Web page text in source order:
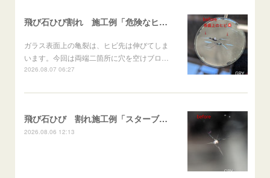
飛び石ひび割れ 施工例「危険なヒビ🚨⚠️表面上亀裂」ジムニー
ガラス表面上の亀裂は、ヒビ先は伸びてしま
います。今回は両端二箇所に穴を空けブロ…
2026.08.07 06:27
飛び石ひび 割れ施工例「スターブレイク系」 フリード
2026.08.06 12:13